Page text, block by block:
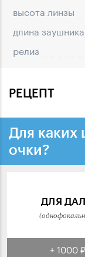
высота линзы
длина заушника
релиз
РЕЦЕПТ
Для каких
очки?
ДЛЯ
+ 1000 ₽